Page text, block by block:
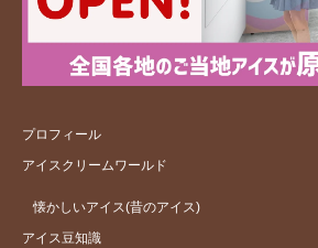
プロフィール
アイスクリームワールド
懐かしいアイス(昔のアイス)
アイス豆知識